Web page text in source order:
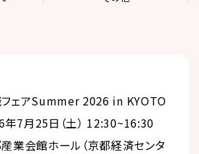
ェアSummer 2026 in KYOTO
年7月25日（土） 12:30~16:30
業会館ホール（京都経済センタ